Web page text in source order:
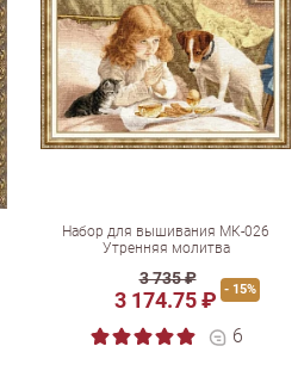
Набор для вышивания МК-026
Утренняя молитва
3 735 ₽
3 174.75 ₽ - 15%
6